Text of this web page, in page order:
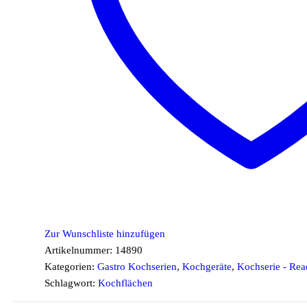
Zur Wunschliste hinzufügen
Artikelnummer: 14890
Kategorien:Gastro Kochserien,Kochgeräte,Kochserie -
Schlagwort:Kochflächen